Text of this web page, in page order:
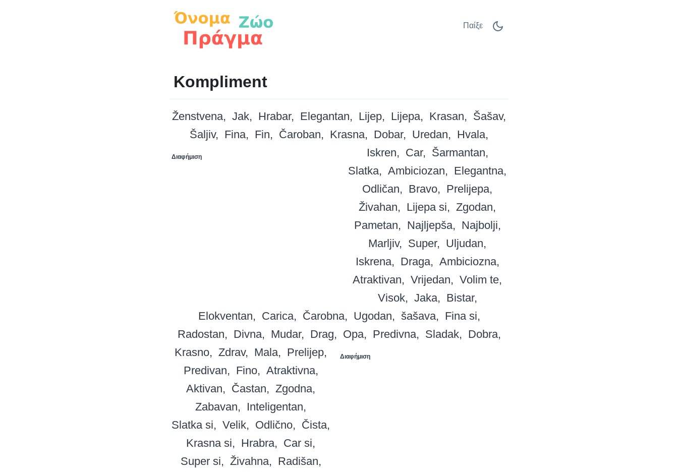
Παίξε
Kompliment
Ženstvena Jak Hrabar Elegantan Lijep Lijepa Krasan
Šašav
Šaljiv
Fina Fin Čaroban Krasna Dobar Uredan
Διαφήμιση
Hvala
Iskren
Car
Šarmantan
Slatka
Ambiciozan
Elegantna
Odličan
Bravo
Prelijepa
Živahan
Lijepa si
Zgodan
Pametan
Najljepša
Najbolji
Marljiv
Super
Uljudan
Iskrena
Draga
Ambiciozna
Atraktivan
Vrijedan
Volim te
Visok
Jaka
Bistar
Elokventan
Carica Čarobna Ugodan šašava
Fina si
Radostan
Divna Mudar Drag Opa Predivna Sladak
Dobra
Krasno
Zdrav Mala Διαφήμιση
Prelijep
Predivan
Fino
Atraktivna
Aktivan
Častan
Zgodna
Zabavan
Inteligentan
Slatka si
Velik Odlično
Čista
Krasna si
Hrabra
Car si
Super si
Živahna
Radišan